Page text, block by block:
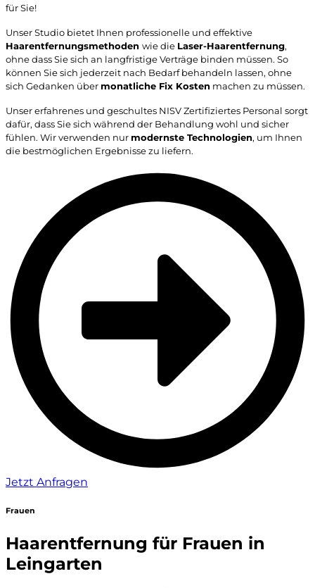
für Sie!
Unser Studio bietet Ihnen professionelle und effektive
Haarentfernungsmethoden wie die Laser-Haarentfernung,
ohne dass Sie sich an langfristige Verträge binden müssen. So
können Sie sich jederzeit nach Bedarf behandeln lassen, ohne
sich Gedanken über monatliche Fix Kosten machen zu müssen.
Unser erfahrenes und geschultes NISV Zertifiziertes Personal sorgt
dafür, dass Sie sich während der Behandlung wohl und sicher
fühlen. Wir verwenden nur modernste Technologien, um Ihnen
die bestmöglichen Ergebnisse zu liefern.
Jetzt Anfragen
Frauen
Haarentfernung für Frauen in
Leingarten